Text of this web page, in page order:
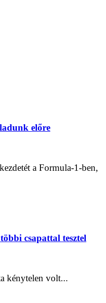
előre
a Formula-1-ben,
csapattal tesztel
kénytelen volt...